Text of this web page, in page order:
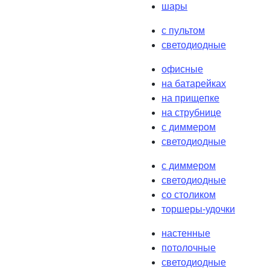
шары
с пультом
светодиодные
офисные
на батарейках
на прищепке
на струбнице
с диммером
светодиодные
с диммером
светодиодные
со столиком
торшеры-удочки
настенные
потолочные
светодиодные